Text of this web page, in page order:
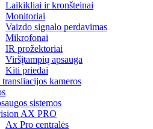
Laikikliai ir kronšteinai
Monitoriai
Vaizdo signalo perdavimas
Mikrofonai
IR prožektoriai
Viršįtampių apsauga
Kiti priedai
kameros
sistemos
AX PRO
Ax Pro centralės